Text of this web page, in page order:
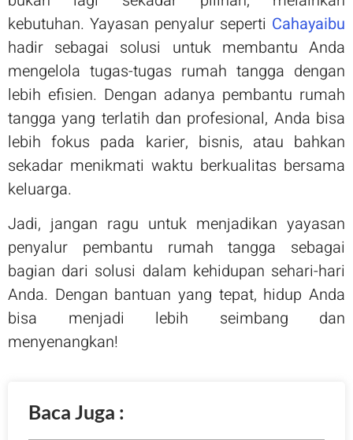
kebutuhan. Yayasan penyalur seperti Cahayaibu
hadir sebagai solusi untuk membantu Anda
mengelola tugas-tugas rumah tangga dengan
lebih efisien. Dengan adanya pembantu rumah
tangga yang terlatih dan profesional, Anda bisa
lebih fokus pada karier, bisnis, atau bahkan
sekadar menikmati waktu berkualitas bersama
keluarga.
Jadi, jangan ragu untuk menjadikan yayasan
penyalur pembantu rumah tangga sebagai
bagian dari solusi dalam kehidupan sehari-hari
Anda. Dengan bantuan yang tepat, hidup Anda
bisa menjadi lebih seimbang dan
menyenangkan!
Baca Juga :